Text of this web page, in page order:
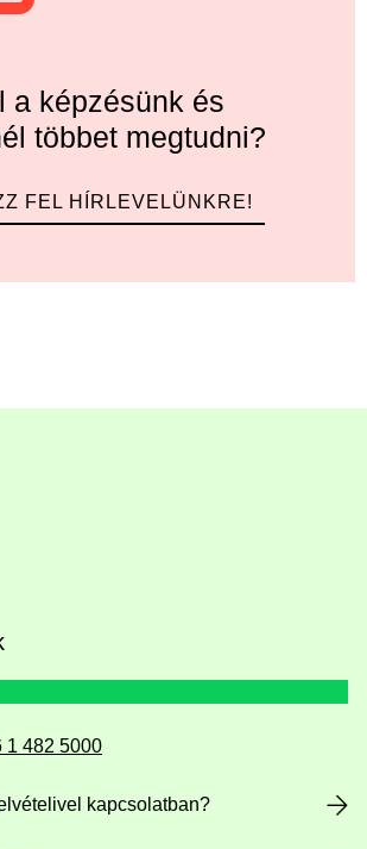
a képzésünk és
többet megtudni?
FEL HÍRLEVELÜNKRE!
1 482 5000
kapcsolatban?